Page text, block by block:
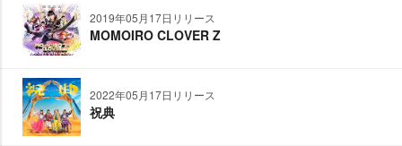
2019年05月17日リリース
MOMOIRO CLOVER Z
2022年05月17日リリース
祝典